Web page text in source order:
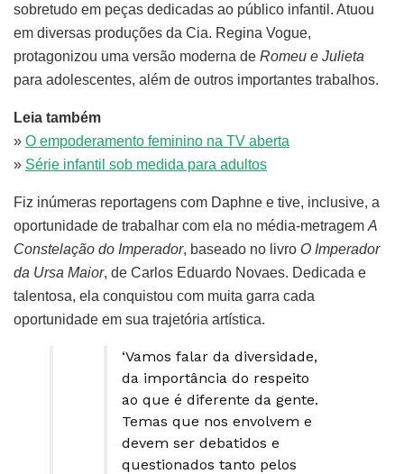
sobretudo em peças dedicadas ao público infantil. Atuou
em diversas produções da Cia. Regina Vogue,
protagonizou uma versão moderna de Romeu e Julieta
para adolescentes, além de outros importantes trabalhos.
Leia também
» O empoderamento feminino na TV aberta
» Série infantil sob medida para adultos
Fiz inúmeras reportagens com Daphne e tive, inclusive, a
oportunidade de trabalhar com ela no média-metragem A
Constelação do Imperador, baseado no livro O Imperador
da Ursa Maior, de Carlos Eduardo Novaes. Dedicada e
talentosa, ela conquistou com muita garra cada
oportunidade em sua trajetória artística.
‘Vamos falar da diversidade,
da importância do respeito
ao que é diferente da gente.
Temas que nos envolvem e
devem ser debatidos e
questionados tanto pelos